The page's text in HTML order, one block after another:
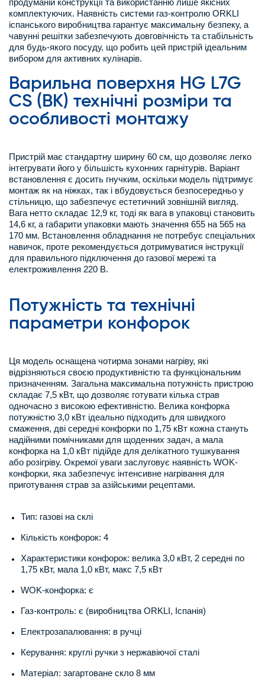
продуманій конструкції та використанню лише якісних
комплектуючих. Наявність системи газ-контролю ORKLI
іспанського виробництва гарантує максимальну безпеку, а
чавунні решітки забезпечують довговічність та стабільність
для будь-якого посуду, що робить цей пристрій ідеальним
вибором для активних кулінарів.
Варильна поверхня HG L7G
CS (BK) технічні розміри та
особливості монтажу
Пристрій має стандартну ширину 60 см, що дозволяє легко
інтегрувати його у більшість кухонних гарнітурів. Варіант
встановлення є досить гнучким, оскільки модель підтримує
монтаж як на ніжках, так і вбудовується безпосередньо у
стільницю, що забезпечує естетичний зовнішній вигляд.
Вага нетто складає 12,9 кг, тоді як вага в упаковці становить
14,6 кг, а габарити упаковки мають значення 655 на 565 на
170 мм. Встановлення обладнання не потребує спеціальних
навичок, проте рекомендується дотримуватися інструкції
для правильного підключення до газової мережі та
електроживлення 220 В.
Потужність та технічні
параметри конфорок
Ця модель оснащена чотирма зонами нагріву, які
відрізняються своєю продуктивністю та функціональним
призначенням. Загальна максимальна потужність пристрою
складає 7,5 кВт, що дозволяє готувати кілька страв
одночасно з високою ефективністю. Велика конфорка
потужністю 3,0 кВт ідеально підходить для швидкого
смаження, дві середні конфорки по 1,75 кВт кожна стануть
надійними помічниками для щоденних задач, а мала
конфорка на 1,0 кВт підійде для делікатного тушкування
або розігріву. Окремої уваги заслуговує наявність WOK-
конфорки, яка забезпечує інтенсивне нагрівання для
приготування страв за азійськими рецептами.
Тип: газові на склі
Кількість конфорок: 4
Характеристики конфорок: велика 3,0 кВт, 2 середні по
1,75 кВт, мала 1,0 кВт, макс 7,5 кВт
WOK-конфорка: є
Газ-контроль: є (виробництва ORKLI, Іспанія)
Електрозапалювання: в ручці
Керування: круглі ручки з нержавіючої сталі
Матеріал: загартоване скло 8 мм